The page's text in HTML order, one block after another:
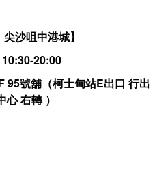
尖沙咀中港城】
20:00
95號舖（柯士甸站E出口 行出
心 右轉 ）